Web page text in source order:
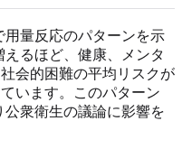
量反応のパターンを示
るほど、健康、メンタ
会的困難の平均リスクが
います。このパターン
衆衛生の議論に影響を